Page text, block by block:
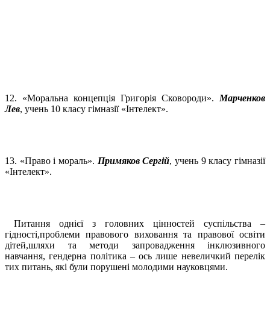
12. «Моральна концепція Григорія Сковороди». Марченков
Лев, учень 10 класу гімназії «Інтелект».
13. «Право і мораль». Примяков Сергій, учень 9 класу гімназії
«Інтелект».
Питання однієї з головних цінностей суспільства –
гідності,проблеми правового виховання та правової освіти
дітей,шляхи та методи запровадження інклюзивного
навчання, гендерна політика – ось лише невеличкий перелік
тих питань, які були порушені молодими науковцями.